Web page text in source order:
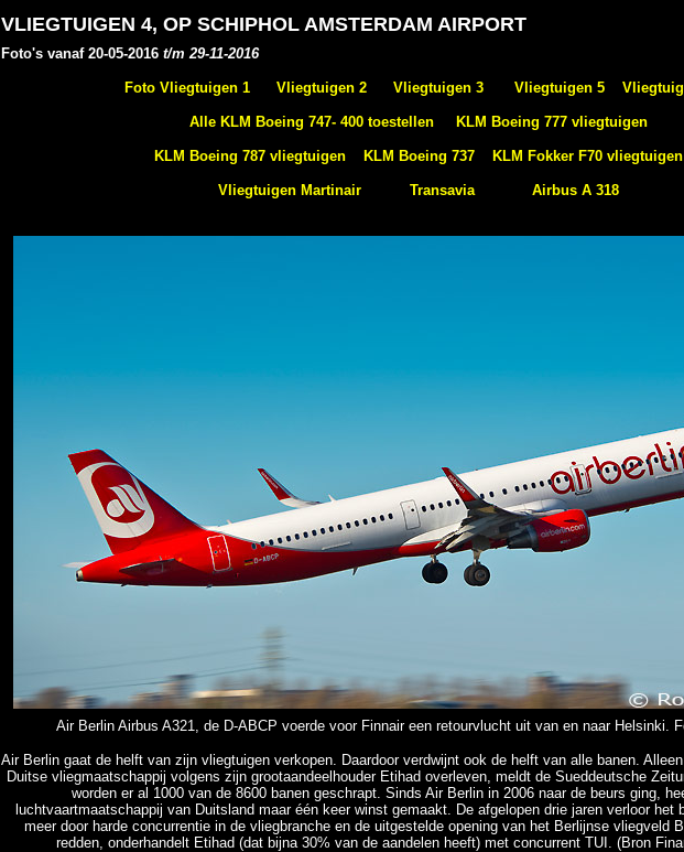
VLIEGTUIGEN 4, OP SCHIPHOL AMSTERDAM AIRPORT
Foto's vanaf 20-05-2016t/m 29-11-2016
Foto Vliegtuigen 1 Vliegtuigen 2 Vliegtuigen 3 Vliegtuigen 5
Alle KLM Boeing 747- 400 toestellen KLM Boeing 777 vliegtuigen
KLM Boeing 787 vliegtuigen KLM Boeing 737 KLM Fokker F70 vliegtuigen
Vliegtuigen Martinair TransaviaAirbus A 318
Air Berlin Airbus A321, de D-ABCP voerde voor Finnair een retourvlucht uit van en naar Helsinki.
Air Berlin gaat de helft van zijn vliegtuigen verkopen. Daardoor verdwijnt ook de helft van alle banen.
Duitse vliegmaatschappij volgens zijn grootaandeelhouder Etihad overleven, meldt de Sueddeutsche
worden er al 1000 van de 8600 banen geschrapt. Sinds Air Berlin in 2006 naar de beurs ging,
luchtvaartmaatschappij van Duitsland maar één keer winst gemaakt. De afgelopen drie jaren verloor het
meer door harde concurrentie in de vliegbranche en de uitgestelde opening van het Berlijnse vliegveld
redden, onderhandelt Etihad (dat bijna 30% van de aandelen heeft) met concurrent TUI. (Bron